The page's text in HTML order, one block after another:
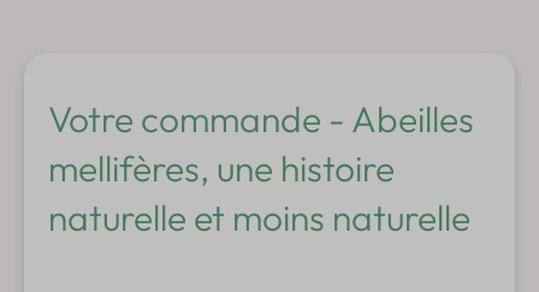
Votre commande - Abeilles
mellifères, une histoire
naturelle et moins naturelle